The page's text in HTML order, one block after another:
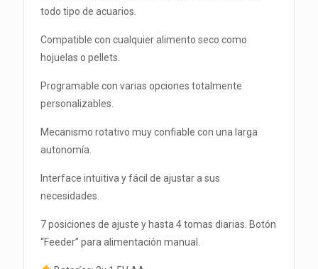
todo tipo de acuarios.
Compatible con cualquier alimento seco como
hojuelas o pellets.
Programable con varias opciones totalmente
personalizables.
Mecanismo rotativo muy confiable con una larga
autonomía.
Interface intuitiva y fácil de ajustar a sus
necesidades.
7 posiciones de ajuste y hasta 4 tomas diarias. Botón
“Feeder” para alimentación manual.